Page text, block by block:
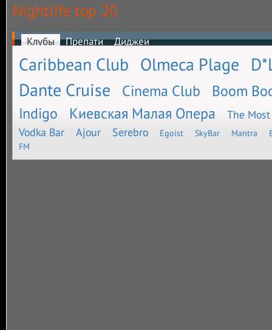
Nightlife top 20
Клубы Препати Диджеи
Caribbean Club Olmeca Plage
Dante Cruise
Cinema Club
Boom
Indigo
Киевская Малая Опера
The Most
Vodka Bar
Ajour Serebro Egoist SkyBar Mantra
FM